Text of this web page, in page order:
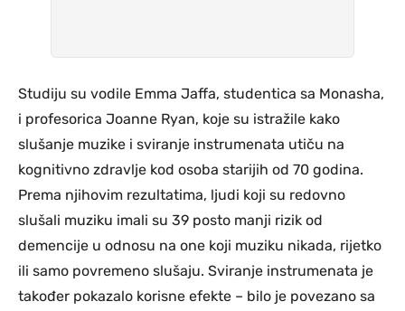
Studiju su vodile Emma Jaffa, studentica sa Monasha,
i profesorica Joanne Ryan, koje su istražile kako
slušanje muzike i sviranje instrumenata utiču na
kognitivno zdravlje kod osoba starijih od 70 godina.
Prema njihovim rezultatima, ljudi koji su redovno
slušali muziku imali su 39 posto manji rizik od
demencije u odnosu na one koji muziku nikada, rijetko
ili samo povremeno slušaju. Sviranje instrumenata je
također pokazalo korisne efekte – bilo je povezano sa